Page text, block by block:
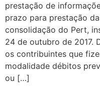
prestação de
prazo para prestação
consolidação do Pert,
24 de outubro de 2017.
os contribuintes que
modalidade débitos
ou […]